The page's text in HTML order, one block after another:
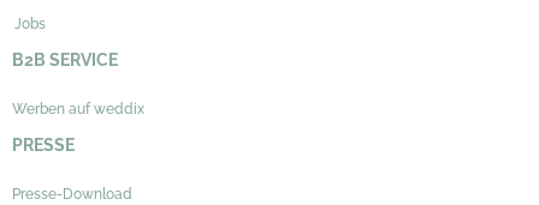
Jobs
B2B SERVICE
Werben auf weddix
PRESSE
Presse-Download